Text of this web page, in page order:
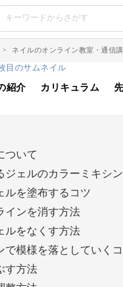
> ネイルのオンライン教室・通信
紹介 カリキュラム
ついて
ジェルのカラーミキシ
ルを塗布するコツ
インを消す方法
ルをなくす方法
で模様を落としていく
す方法